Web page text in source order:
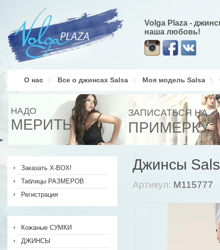
Volga Plaza -
наша любовь!
НАДО
МЕРИТЬ
ЗАПИСАТЬСЯ НА
ПРИМЕРКУ
О нас Все о джинсах Salsa Моя модель Salsa
Джинсы
Артикул: М115777
Заказать X-BOX!
Таблицы РАЗМЕРОВ
Регистрация
Кожаные СУМКИ
ДЖИНСЫ